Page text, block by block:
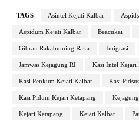
TAGS Asintel Kejati Kalbar
Aspidum Kejati Kalbar Beacukai
Gibran Rakabuming Raka Imigrasi
Jamwas Kejagung RI Kasi Intel Kejari
Kasi Penkum Kejati Kalbar Kasi
Kasi Pidum Kejari Ketapang
Kejari Ketapang Kejati Kalbar